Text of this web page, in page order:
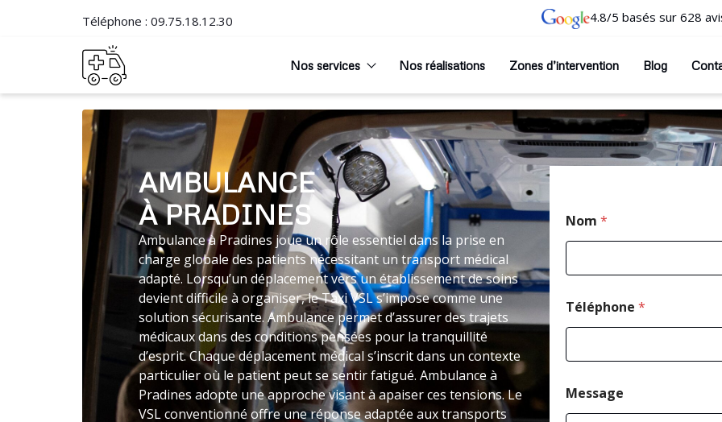
Téléphone : 09.75.18.12.30 4.8/5 basés sur 628
Nos services Nos réalisations Zones d’intervention Blog
AMBULANCE
À PRADINES
Ambulance à Pradines joue un rôle essentiel dans la prise en
charge globale des patients nécessitant un transport médical
adapté. Lorsqu’un déplacement vers un établissement de soins
devient difficile à organiser, le Taxi VSL s’impose comme une
solution sécurisante. Ambulance permet d’assurer des trajets
médicaux dans des conditions pensées pour la tranquillité
d’esprit. Chaque déplacement médical s’inscrit dans un contexte
particulier où le patient peut se sentir fatigué. Ambulance à
Pradines adopte une approche visant à apaiser ces tensions. Le
VSL conventionné offre une réponse adaptée aux transports
Nom *
Téléphone *
Message